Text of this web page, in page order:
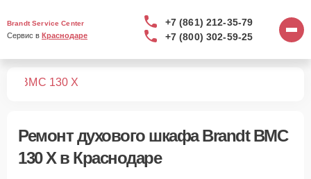
Brandt Service Center
Сервис в Краснодаре
+7 (861) 212-35-79
+7 (800) 302-59-25
BMC 130 X
Ремонтдухового шкафа Brandt BMC
130 Xв Краснодаре